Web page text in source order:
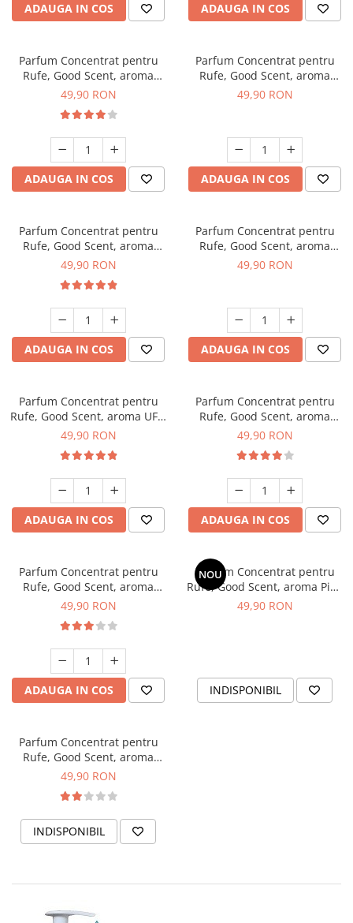
ADAUGA IN COS ADAUGA IN COS
Parfum Concentrat pentru
Rufe, Good Scent, aroma
Orchid & Cashmere Wood,
49,90 RON
ADAUGA IN COS
Parfum Concentrat pentru
Rufe, Good Scent, aroma
Diamond Flowers, 200gr, cu
49,90 RON
ADAUGA IN COS
Parfum Concentrat pentru
Rufe, Good Scent, aroma
Capri, 200gr, cu pompita
49,90 RON
ADAUGA IN COS
Parfum Concentrat pentru
Rufe, Good Scent, aroma
Hypnotic Eyes, 200gr, cu
49,90 RON
ADAUGA IN COS
Parfum Concentrat pentru
Rufe, Good Scent, aroma UFO
alien, 200gr, cu pompita
49,90 RON
ADAUGA IN COS
Parfum Concentrat pentru
Rufe, Good Scent, aroma
Stylish Boss, 200gr, cu
49,90 RON
ADAUGA IN COS
Parfum Concentrat pentru
Rufe, Good Scent, aroma
Tobacco & Vanilla, 200gr, cu
49,90 RON
ADAUGA IN COS
NOU
Parfum Concentrat pentru
Rufe, Good Scent, aroma Pink
Cloud, 200g, cu pompita
49,90 RON
INDISPONIBIL
Parfum Concentrat pentru
Rufe, Good Scent, aroma
Rouge, 200gr, cu pompita
49,90 RON
INDISPONIBIL